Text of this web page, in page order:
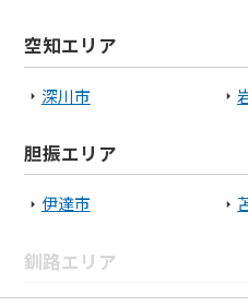
空知エリア
深川市
胆振エリア
伊達市
釧路エリア